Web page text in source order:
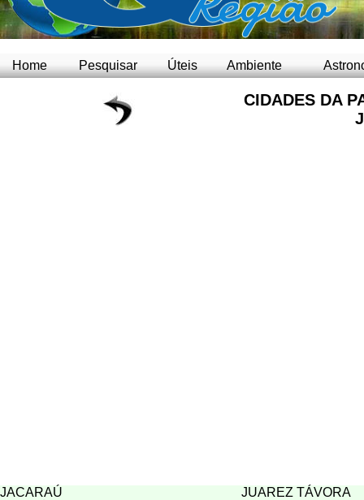
Home Pesquisar Úteis Ambiente
CIDADES DA
J
JACARAÚ
JUAREZ TÁVORA